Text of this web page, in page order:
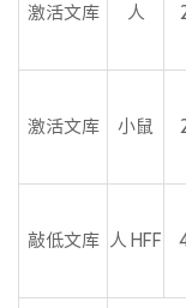
激活文库 人
激活文库 小鼠
敲低文库 人 HFF